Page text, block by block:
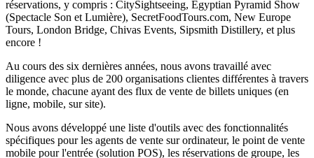
réservations, y compris : CitySightseeing, Egyptian Pyramid Show
(Spectacle Son et Lumière), SecretFoodTours.com, New Europe
Tours, London Bridge, Chivas Events, Sipsmith Distillery, et plus
encore !
Au cours des six dernières années, nous avons travaillé avec
diligence avec plus de 200 organisations clientes différentes à travers
le monde, chacune ayant des flux de vente de billets uniques (en
ligne, mobile, sur site).
Nous avons développé une liste d'outils avec des fonctionnalités
spécifiques pour les agents de vente sur ordinateur, le point de vente
mobile pour l'entrée (solution POS), les réservations de groupe, les